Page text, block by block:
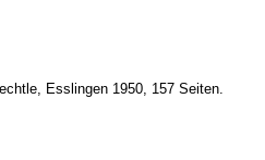
Esslingen 1950, 157 Seiten.